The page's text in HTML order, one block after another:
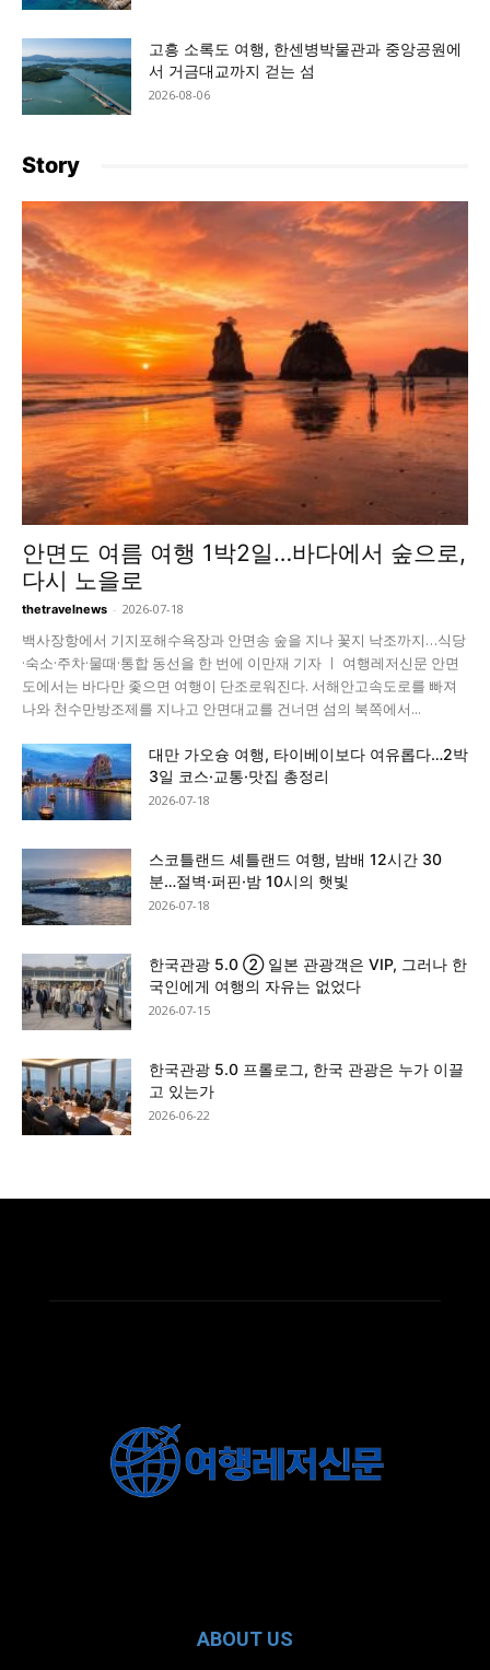
고흥 소록도 여행, 한센병박물관과 중앙공원에
서 거금대교까지 걷는 섬
2026-08-06
Story
안면도 여름 여행 1박2일…바다에서 숲으로,
다시 노을로
thetravelnews - 2026-07-18
백사장항에서 기지포해수욕장과 안면송 숲을 지나 꽃지 낙조까지…식당
·숙소·주차·물때·통합 동선을 한 번에 이만재 기자 ㅣ 여행레저신문 안면
도에서는 바다만 좇으면 여행이 단조로워진다. 서해안고속도로를 빠져
나와 천수만방조제를 지나고 안면대교를 건너면 섬의 북쪽에서...
대만 가오슝 여행, 타이베이보다 여유롭다…2박
3일 코스·교통·맛집 총정리
2026-07-18
스코틀랜드 셰틀랜드 여행, 밤배 12시간 30
분…절벽·퍼핀·밤 10시의 햇빛
2026-07-18
한국관광 5.0 ② 일본 관광객은 VIP, 그러나 한
국인에게 여행의 자유는 없었다
2026-07-15
한국관광 5.0 프롤로그, 한국 관광은 누가 이끌
고 있는가
2026-06-22
ABOUT US